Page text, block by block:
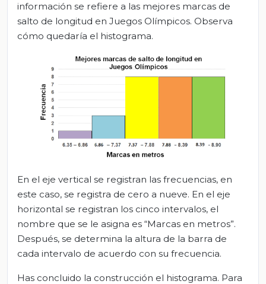
información se refiere a las mejores marcas de
salto de longitud en Juegos Olímpicos. Observa
cómo quedaría el histograma.
En el eje vertical se registran las frecuencias, en
este caso, se registra de cero a nueve. En el eje
horizontal se registran los cinco intervalos, el
nombre que se le asigna es “Marcas en metros”.
Después, se determina la altura de la barra de
cada intervalo de acuerdo con su frecuencia.
Has concluido la construcción el histograma. Para